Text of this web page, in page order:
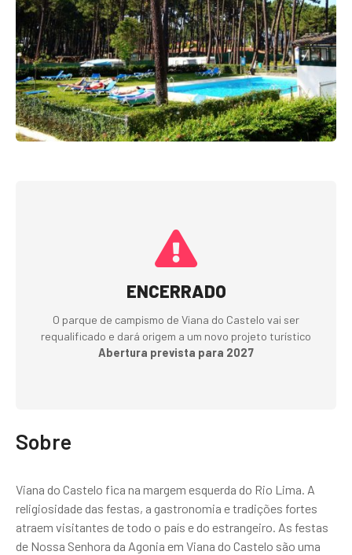
ENCERRADO
O parque de campismo de Viana do Castelo vai ser
requalificado e dará origem a um novo projeto turístico
Abertura prevista para 2027
Sobre
Viana do Castelo fica na margem esquerda do Rio Lima. A
religiosidade das festas, a gastronomia e tradições fortes
atraem visitantes de todo o país e do estrangeiro. As festas
de Nossa Senhora da Agonia em Viana do Castelo são uma